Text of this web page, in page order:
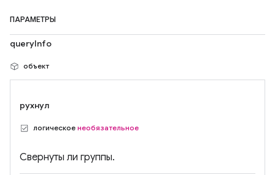
ПАРАМЕТРЫ
queryInfo
объект
рухнул
логическое необязательное
Свернуты ли группы.